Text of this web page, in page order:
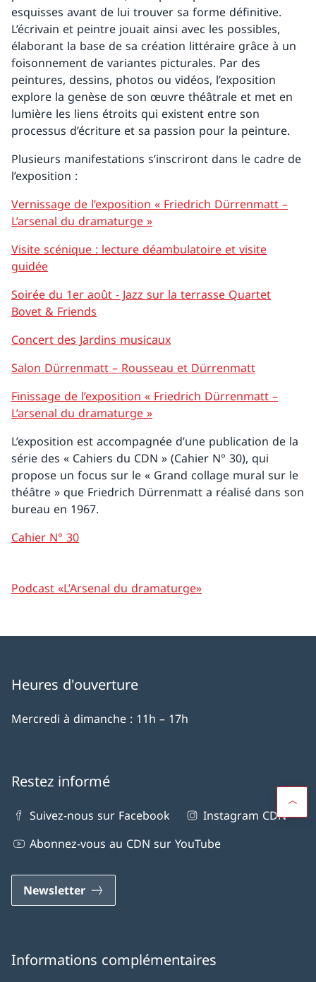
esquisses avant de lui trouver sa forme définitive.
L’écrivain et peintre jouait ainsi avec les possibles,
élaborant la base de sa création littéraire grâce à un
foisonnement de variantes picturales. Par des
peintures, dessins, photos ou vidéos, l’exposition
explore la genèse de son œuvre théâtrale et met en
lumière les liens étroits qui existent entre son
processus d’écriture et sa passion pour la peinture.
Plusieurs manifestations s’inscriront dans le cadre de
l’exposition :
Vernissage de l’exposition « Friedrich Dürrenmatt –
L’arsenal du dramaturge »
Visite scénique : lecture déambulatoire et visite
guidée
Soirée du 1er août - Jazz sur la terrasse Quartet
Bovet & Friends
Concert des Jardins musicaux
Salon Dürrenmatt – Rousseau et Dürrenmatt
Finissage de l’exposition « Friedrich Dürrenmatt –
L’arsenal du dramaturge »
L’exposition est accompagnée d’une publication de la
série des « Cahiers du CDN » (Cahier N° 30), qui
propose un focus sur le « Grand collage mural sur le
théâtre » que Friedrich Dürrenmatt a réalisé dans son
bureau en 1967.
Cahier N° 30
Podcast «L’Arsenal du dramaturge»
Heures d'ouverture
Mercredi à dimanche : 11h – 17h
Restez informé
Suivez-nous sur Facebook
Instagram CDN
Abonnez-vous au CDN sur YouTube
Newsletter
Informations complémentaires